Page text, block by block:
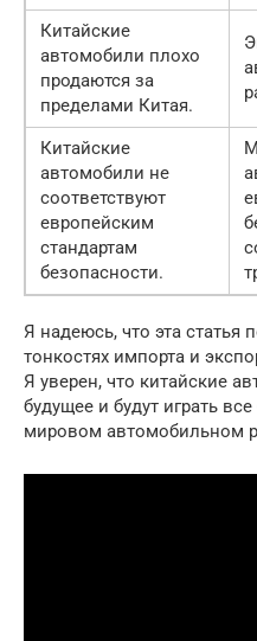
Китайские
автомобили плохо
продаются за
пределами Китая.
Китайские
автомобили не
соответствуют
европейским
стандартам
безопасности.
Я надеюсь, что эта статья
тонкостях импорта и
Я уверен, что китайские
будущее и будут играть
мировом автомобильном